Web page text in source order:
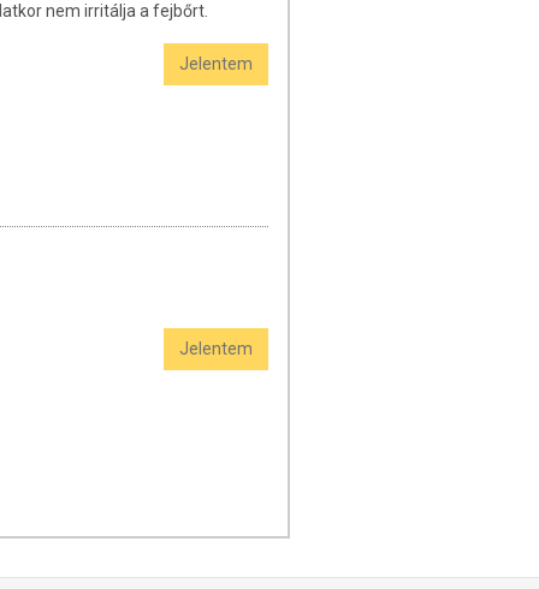
nem irritálja a fejbőrt.
Jelentem
Jelentem